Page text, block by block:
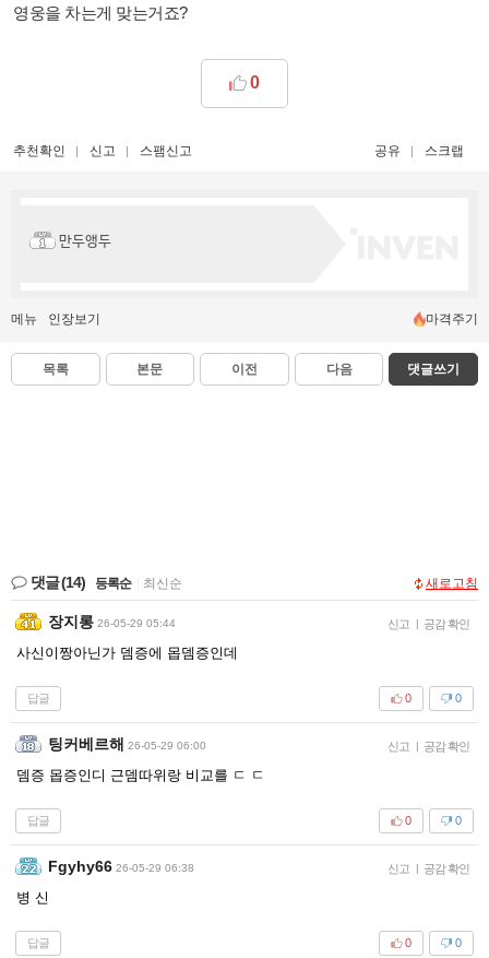
영웅을 차는게 맞는거죠?
0
추천확인 신고 스팸신고 공유 스크랩
만두앵두
메뉴 인장보기 마격주기
목록 본문 이전 다음 댓글쓰기
댓글(14) 등록순 최신순 새로고침
장지롱 26-05-29 05:44 신고 | 공감 확인
사신이짱아닌가 뎀증에 몹뎀증인데
답글 0
0
팅커베르해 26-05-29 06:00 신고 | 공감 확인
뎀증 몹증인디 근뎀따위랑 비교를 ㄷ ㄷ
답글 0
0
Fgyhy66 26-05-29 06:38 신고 | 공감 확인
병 신
답글 0
0